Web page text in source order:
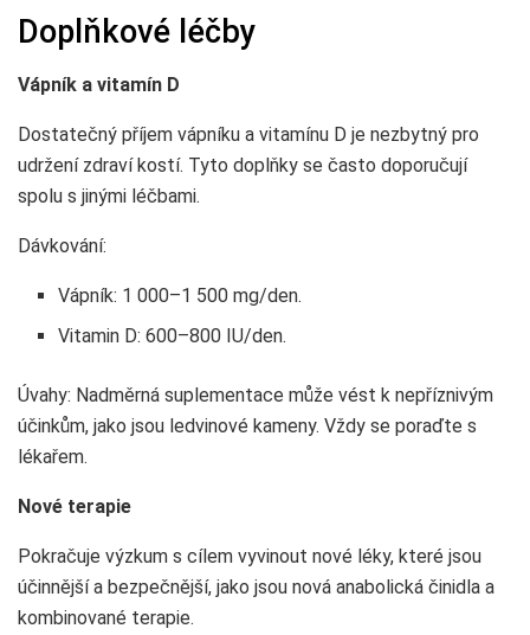
Doplňkové léčby
Vápník a vitamín D
Dostatečný příjem vápníku a vitamínu D je nezbytný pro
udržení zdraví kostí. Tyto doplňky se často doporučují
spolu s jinými léčbami.
Dávkování:
Vápník: 1 000–1 500 mg/den.
Vitamin D: 600–800 IU/den.
Úvahy: Nadměrná suplementace může vést k nepříznivým
účinkům, jako jsou ledvinové kameny. Vždy se poraďte s
lékařem.
Nové terapie
Pokračuje výzkum s cílem vyvinout nové léky, které jsou
účinnější a bezpečnější, jako jsou nová anabolická činidla a
kombinované terapie.